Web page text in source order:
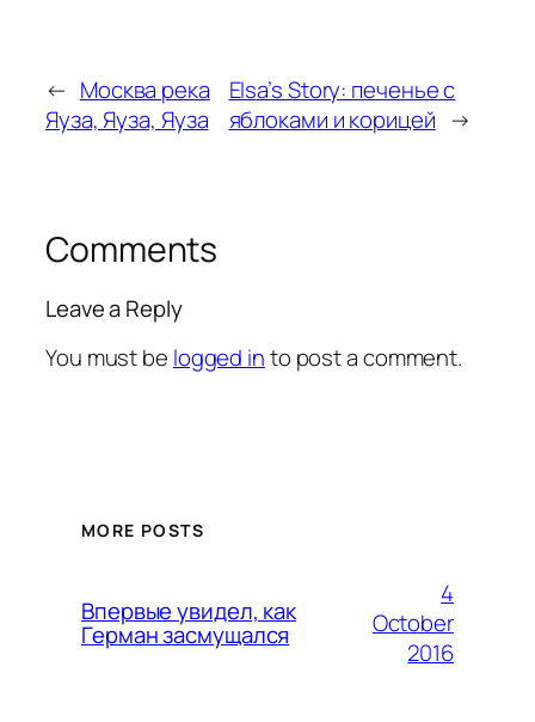
← Москва река
Яуза, Яуза, Яуза
Elsa’s Story: печенье с
яблоками и корицей →
Comments
Leave a Reply
You must be logged into post a comment.
MORE POSTS
Впервые увидел, как
Герман засмущался
4
October
2016